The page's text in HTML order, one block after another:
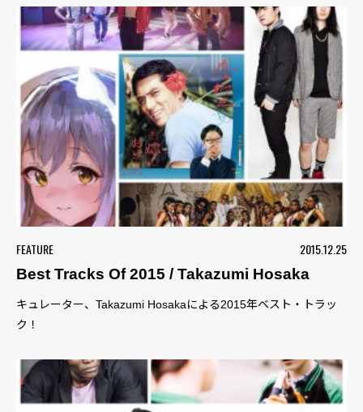
FEATURE
2015.12.25
Best Tracks Of 2015 / Takazumi Hosaka
キュレーター、Takazumi Hosakaによる2015年ベスト・トラッ
ク！